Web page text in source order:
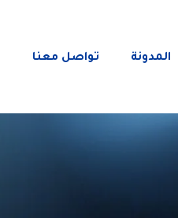
المدونة تواصل معنا